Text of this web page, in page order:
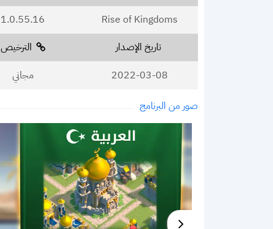
Rise of Kingdoms‏
1.0.55.16
تاريخ الإصدار
2022-03-08
الترخيص
مجاني
صور من البرنامج